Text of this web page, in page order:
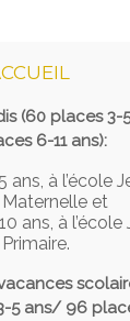
(60 places 3-5
6-11 ans):
ans, à l’école
et
ans, à l’école
5 ans/ 96